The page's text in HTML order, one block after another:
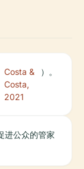
Costa &
Costa,
2021
）。
进公众的管家